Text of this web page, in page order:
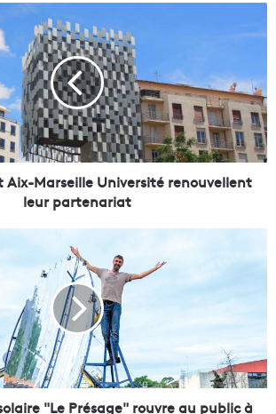
Aix-Marseille Université renouvellent
leur partenariat
"Le Présage" rouvre au public à